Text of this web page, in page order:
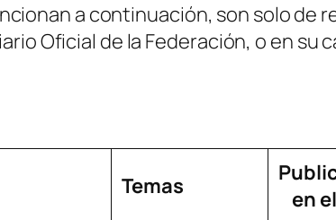
a continuación, son solo de
Oficial de la Federación, o en su
Temas
en